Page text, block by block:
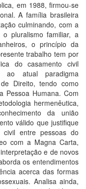
em 1988, firmou-se
A família brasileira
culminando, com a
pluralismo familiar, a
o princípio da
trabalho tem por
do casamento civil
ao atual paradigma
Direito, tendo como
Pessoa Humana. Com
hermenêutica,
da união
válido que justifique
civil entre pessoas do
com a Magna Carta,
e de novos
os entendimentos
acerca das formas
Analisa ainda,